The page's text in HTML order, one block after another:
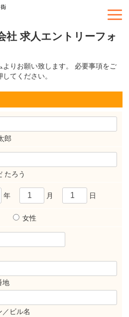
社 求人エントリーフォ
よりお願い致します。 必要事項をご
してください。
郎
たろう
年 月 日
女性
地
／ビル名